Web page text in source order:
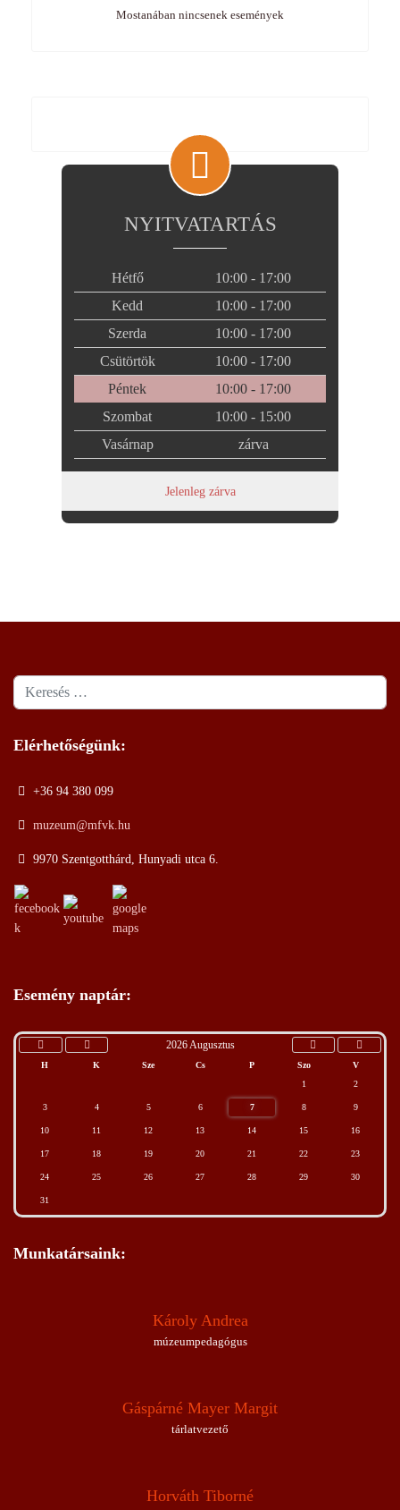
Mostanában nincsenek események
NYITVATARTÁS
Hétfő
10:00 - 17:00
Kedd
10:00 - 17:00
Szerda
10:00 - 17:00
Csütörtök
10:00 - 17:00
Péntek
10:00 - 17:00
Szombat
10:00 - 15:00
Vasárnap
zárva
Jelenleg zárva
Keresés
Elérhetőségünk:
+36 94 380 099
muzeum@mfvk.hu
9970 Szentgotthárd, Hunyadi utca 6.
Esemény naptár:
2026 Augusztus
H K Sze Cs P Szo
V
1
2
3 4 5 6 7 8 9
10 11 12 13 14 15 16
17 18 19 20 21 22 23
24 25 26 27 28 29 30
31
Munkatársaink:
Károly Andrea
múzeumpedagógus
Gáspárné Mayer Margit
tárlatvezető
Horváth Tiborné